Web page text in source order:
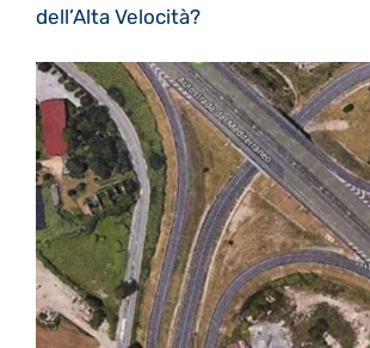
dell’Alta Velocità?